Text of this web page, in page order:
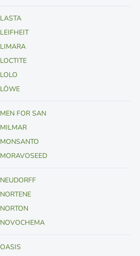
LASTA
LEIFHEIT
LIMARA
LOCTITE
LOLO
LÖWE
MEN FOR SAN
MILMAR
MONSANTO
MORAVOSEED
NEUDORFF
NORTENE
NORTON
NOVOCHEMA
OASIS